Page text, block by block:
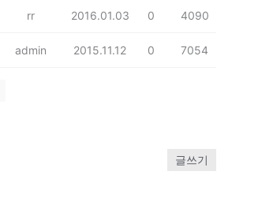
rr 2016.01.03 0 4090
admin 2015.11.12 0 7054
글쓰기